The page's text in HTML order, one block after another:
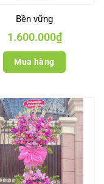
Bền vững
1.600.000₫
Mua hàng